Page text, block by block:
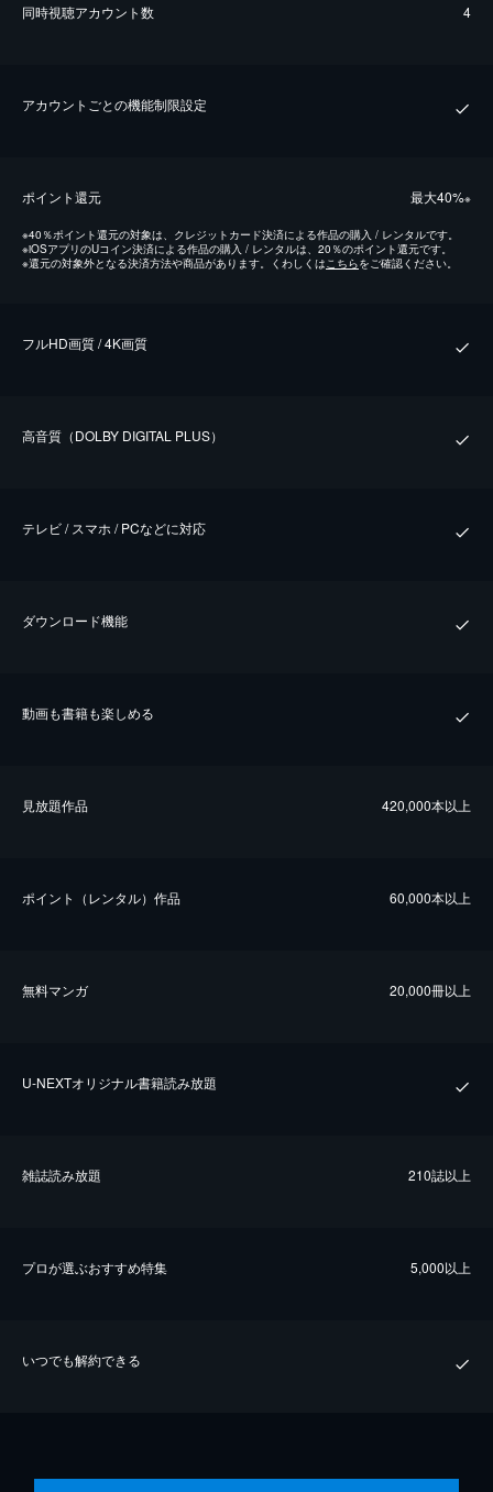
同時視聴アカウント数 4
アカウントごとの機能制限設定
ポイント還元 最⼤40%※
※40％ポイント還元の対象は、クレジットカード決済による作品の購入 / レンタルです。
※iOSアプリのUコイン決済による作品の購入 / レンタルは、20％のポイント還元です。
※還元の対象外となる決済方法や商品があります。くわしくはこちらをご確認ください。
フルHD画質 / 4K画質
⾼⾳質（DOLBY DIGITAL PLUS）
テレビ / スマホ / PCなどに対応
ダウンロード機能
動画も書籍も楽しめる
⾒放題作品 420,000本以上
ポイント（レンタル）作品 60,000本以上
無料マンガ 20,000冊以上
U-NEXTオリジナル書籍読み放題
雑誌読み放題 210誌以上
プロが選ぶおすすめ特集 5,000以上
いつでも解約できる